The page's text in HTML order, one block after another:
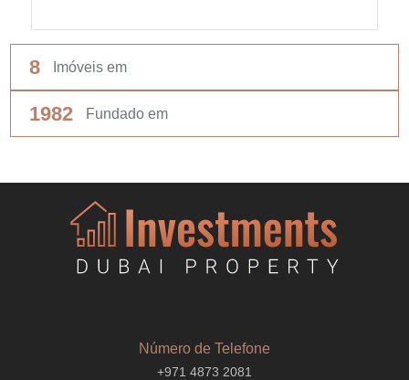
8 Imóveis em
1982 Fundado em
Número de Telefone
+971 4873 2081